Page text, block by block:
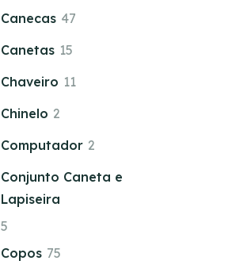
Canecas 47
Canetas 15
Chaveiro 11
Chinelo 2
Computador 2
Conjunto Caneta e
Lapiseira
5
Copos 75